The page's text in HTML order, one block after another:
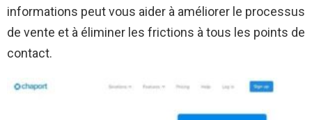
informations peut vous aider à améliorer le processus
de vente et à éliminer les frictions à tous les points de
contact.